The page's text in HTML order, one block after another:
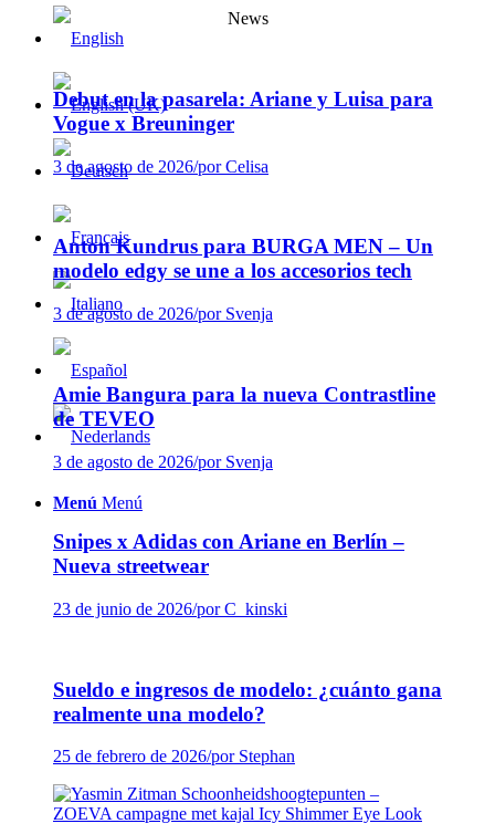
Menú Menú
News
Debut en la pasarela: Ariane y Luisa para
Vogue x Breuninger
3 de agosto de 2026/por Celisa
Anton Kundrus para BURGA MEN – Un
modelo edgy se une a los accesorios tech
3 de agosto de 2026/por Svenja
Amie Bangura para la nueva Contrastline
de TEVEO
3 de agosto de 2026/por Svenja
Snipes x Adidas con Ariane en Berlín –
Nueva streetwear
23 de junio de 2026/por C_kinski
Sueldo e ingresos de modelo: ¿cuánto gana
realmente una modelo?
25 de febrero de 2026/por Stephan